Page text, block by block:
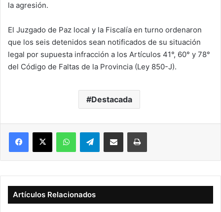
la agresión.
El Juzgado de Paz local y la Fiscalía en turno ordenaron
que los seis detenidos sean notificados de su situación
legal por supuesta infracción a los Artículos 41°, 60° y 78°
del Código de Faltas de la Provincia (Ley 850-J).
Destacada
Facebook
X WhatsAppTelegramCompartir vía correo electrónicoImprimir
Artículos Relacionados